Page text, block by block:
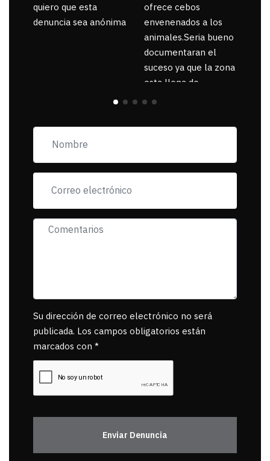
quiero que esta
denuncia sea anónima
ofrece cebos
envenenados a los
animales.Seria bueno
documentaran el
suceso ya que la zona
esta llena de
pancartas de
exigiendo al asesino
muerta.
Su dirección de correo electrónico no será
publicada. Los campos obligatorios están
marcados con *
Enviar Denuncia